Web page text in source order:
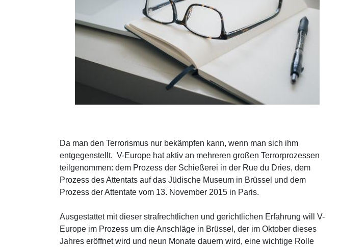
Da man den Terrorismus nur bekämpfen kann, wenn man sich ihm
entgegenstellt. V-Europe hat aktiv an mehreren großen Terrorprozessen
teilgenommen: dem Prozess der Schießerei in der Rue du Dries, dem
Prozess des Attentats auf das Jüdische Museum in Brüssel und dem
Prozess der Attentate vom 13. November 2015 in Paris.
Ausgestattet mit dieser strafrechtlichen und gerichtlichen Erfahrung will V-
Europe im Prozess um die Anschläge in Brüssel, der im Oktober dieses
Jahres eröffnet wird und neun Monate dauern wird, eine wichtige Rolle